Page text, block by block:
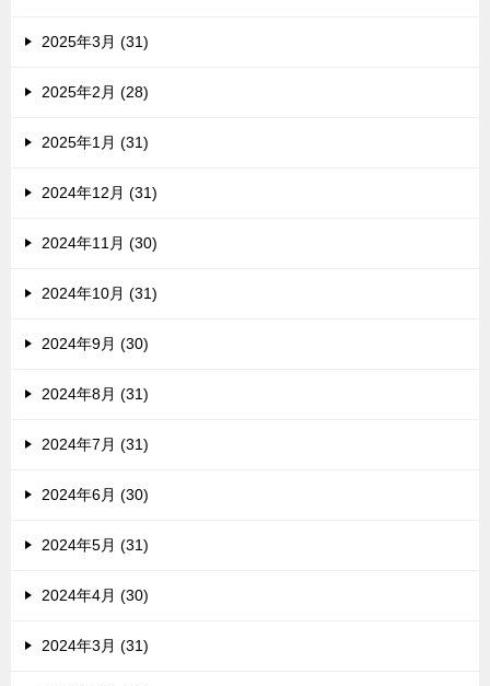
2025年3月 (31)
2025年2月 (28)
2025年1月 (31)
2024年12月 (31)
2024年11月 (30)
2024年10月 (31)
2024年9月 (30)
2024年8月 (31)
2024年7月 (31)
2024年6月 (30)
2024年5月 (31)
2024年4月 (30)
2024年3月 (31)